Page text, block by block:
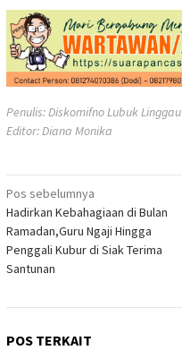
Penulis: Diskomifno Lubuk Linggau
Editor: Diana Monika
Navigasi
pos
Pos sebelumnya
Hadirkan Kebahagiaan di Bulan
Ramadan,Guru Ngaji Hingga
Penggali Kubur di Siak Terima
Santunan
POS TERKAIT